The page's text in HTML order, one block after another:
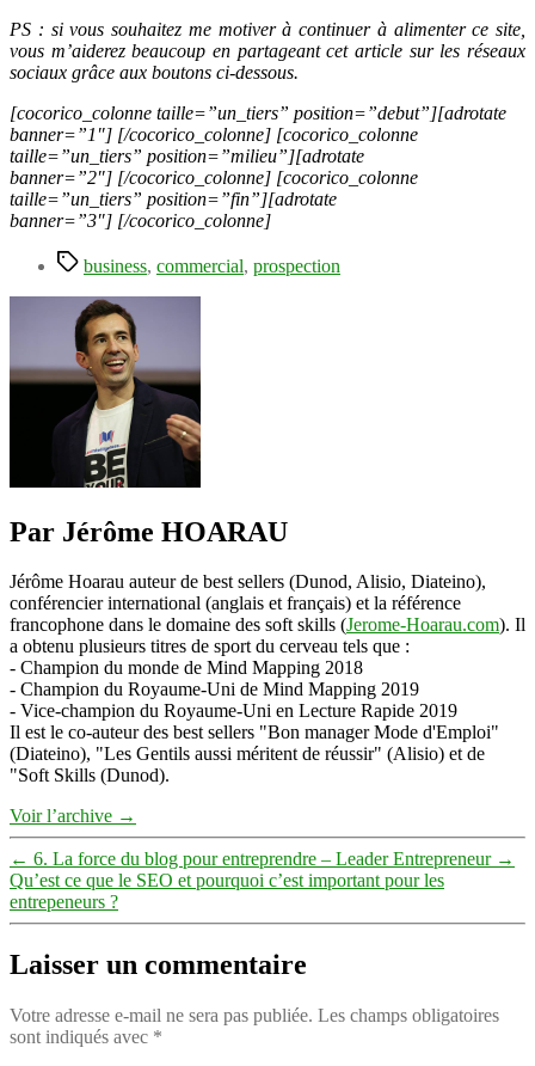
PS : si vous souhaitez me motiver à continuer à alimenter ce site,
vous m’aiderez beaucoup en partageant cet article sur les réseaux
sociaux grâce aux boutons ci-dessous.
[cocorico_colonne taille=”un_tiers” position=”debut”][adrotate
banner=”1″] [/cocorico_colonne] [cocorico_colonne
taille=”un_tiers” position=”milieu”][adrotate
banner=”2″] [/cocorico_colonne] [cocorico_colonne
taille=”un_tiers” position=”fin”][adrotate
banner=”3″] [/cocorico_colonne]
Étiquettes
business, commercial, prospection
Par Jérôme HOARAU
Jérôme Hoarau auteur de best sellers (Dunod, Alisio, Diateino),
conférencier international (anglais et français) et la référence
francophone dans le domaine des soft skills (Jerome-Hoarau.com). Il
a obtenu plusieurs titres de sport du cerveau tels que :
- Champion du monde de Mind Mapping 2018
- Champion du Royaume-Uni de Mind Mapping 2019
- Vice-champion du Royaume-Uni en Lecture Rapide 2019
Il est le co-auteur des best sellers "Bon manager Mode d'Emploi"
(Diateino), "Les Gentils aussi méritent de réussir" (Alisio) et de
"Soft Skills (Dunod).
Voir l’archive →
← 6. La force du blog pour entreprendre – Leader Entrepreneur →
Qu’est ce que le SEO et pourquoi c’est important pour les
entrepeneurs ?
Laisser un commentaire
Votre adresse e-mail ne sera pas publiée. Les champs obligatoires
sont indiqués avec *